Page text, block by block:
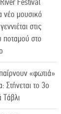
νέο μουσικό
στις
ποταμού στο
«φωτιά»
Στήνεται το 3ο